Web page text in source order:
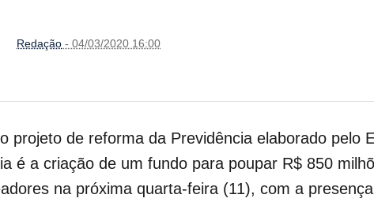
Redação - 04/03/2020 16:00
projeto de reforma da Previdência elaborado pelo
é a criação de um fundo para poupar R$ 850
na próxima quarta-feira (11), com a